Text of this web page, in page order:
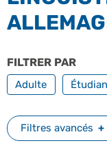
FILTRER PAR
Adulte
Filtres avancés